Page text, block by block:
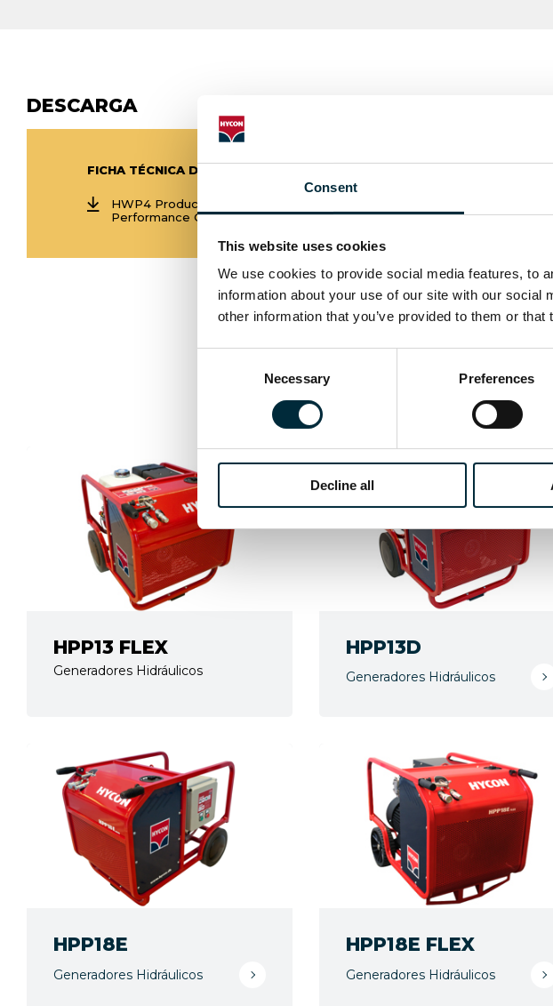
Consent
This website uses cookies
We use cookies to provide social media features, to
information about your use of our site with our
other information that you’ve provided to them or
Necessary Preferences
Decline all
DESCARGA
FICHA TÉCNICA DEL PRODUCTO HWP4
HWP4 Product Sheet and
Performance Curve
HPP13 FLEX
Generadores Hidráulicos
HPP13D
Generadores Hidráulicos
HPP18E
Generadores Hidráulicos
HPP18E FLEX
Generadores Hidráulicos